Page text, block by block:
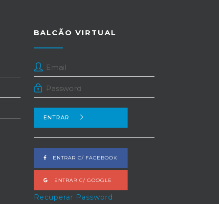
BALCÃO VIRTUAL
ENTRAR
ENTRAR C/ FACEBOOK
ENTRAR C/ GOOGLE
Recuperar Password